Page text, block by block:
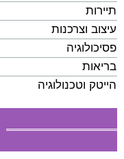
תיירות
עיצוב וצרכנות
פסיכולוגיה
בריאות
הייטק וטכנולוגיה